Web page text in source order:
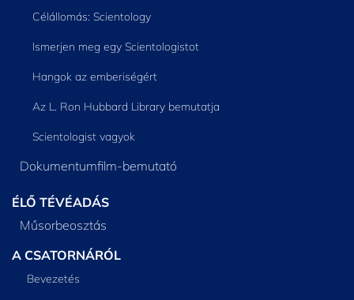
Célállomás: Scientology
Ismerjen meg egy Scientologistot
Hangok az emberiségért
Az L. Ron Hubbard Library bemutatja
Scientologist vagyok
Dokumentumfilm-bemutató
ÉLŐ TÉVÉADÁS
Műsorbeosztás
A CSATORNÁRÓL
Bevezetés